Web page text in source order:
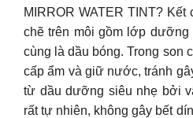
MIRROR WATER TINT?
chẽ trên môi gồm lớp dưỡng
cùng là dầu bóng. Trong son
cấp ẩm và giữ nước, tránh
từ dầu dưỡng siêu nhẹ bởi
rất tự nhiên, không gây bết